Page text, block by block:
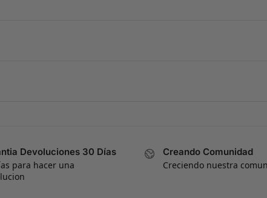
Devoluciones 30 Días
para hacer una
Creando Comunidad
Creciendo nuestra